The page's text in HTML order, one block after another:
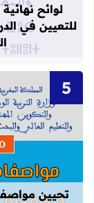
لوائح
للتعيين في
تحيين